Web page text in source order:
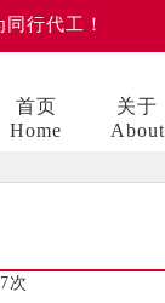
行代工！
首页
Home
关于
About
次